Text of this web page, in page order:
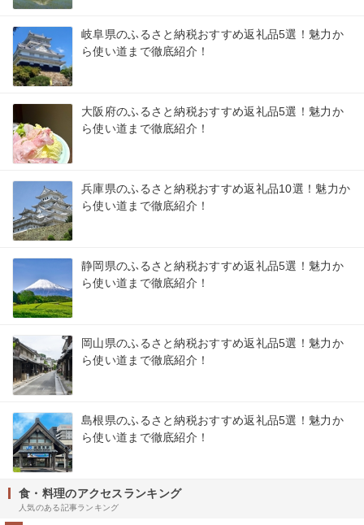
岐阜県のふるさと納税おすすめ返礼品5選！魅力か
ら使い道まで徹底紹介！
大阪府のふるさと納税おすすめ返礼品5選！魅力か
ら使い道まで徹底紹介！
兵庫県のふるさと納税おすすめ返礼品10選！魅力か
ら使い道まで徹底紹介！
静岡県のふるさと納税おすすめ返礼品5選！魅力か
ら使い道まで徹底紹介！
岡山県のふるさと納税おすすめ返礼品5選！魅力か
ら使い道まで徹底紹介！
島根県のふるさと納税おすすめ返礼品5選！魅力か
ら使い道まで徹底紹介！
食・料理のアクセスランキング
人気のある記事ランキング